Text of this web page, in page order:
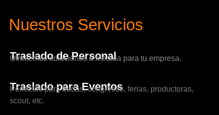
Nuestros Servicios
Traslado de Personal
Ofrecemos soluciones a medida para tu empresa.
Traslado para Eventos
Perfectos para bodas, congresos, ferias, productoras,
scout, etc.